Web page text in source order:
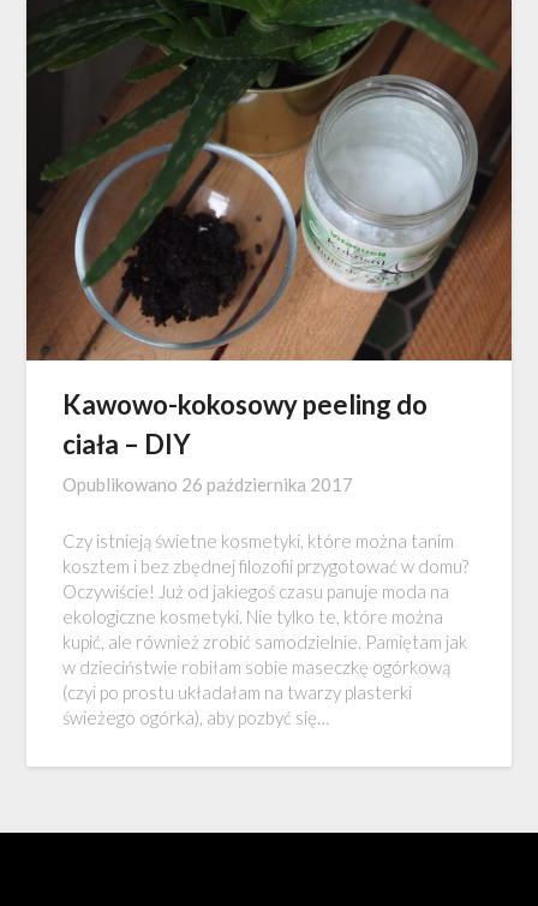
Kawowo-kokosowy peeling do
ciała – DIY
Opublikowano 26 października 2017
Czy istnieją świetne kosmetyki, które można tanim
kosztem i bez zbędnej filozofii przygotować w domu?
Oczywiście! Już od jakiegoś czasu panuje moda na
ekologiczne kosmetyki. Nie tylko te, które można
kupić, ale również zrobić samodzielnie. Pamiętam jak
w dzieciństwie robiłam sobie maseczkę ogórkową
(czyi po prostu układałam na twarzy plasterki
świeżego ogórka), aby pozbyć się…